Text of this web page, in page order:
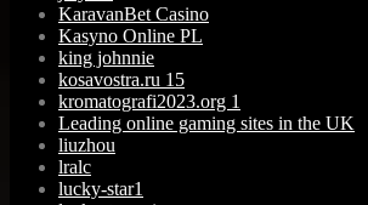
KaravanBet Casino
Kasyno Online PL
king johnnie
kosavostra.ru 15
kromatografi2023.org 1
Leading online gaming sites in the UK
liuzhou
lralc
lucky-star1